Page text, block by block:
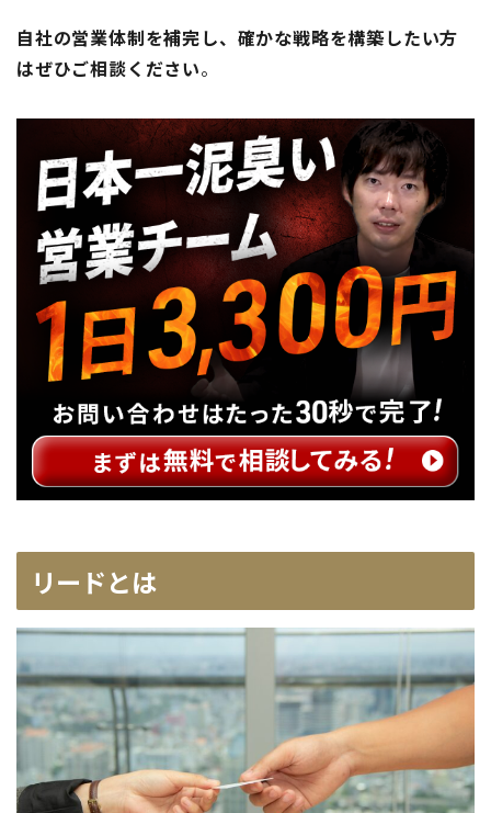
自社の営業体制を補完し、確かな戦略を構築したい方
はぜひご相談ください。
リードとは